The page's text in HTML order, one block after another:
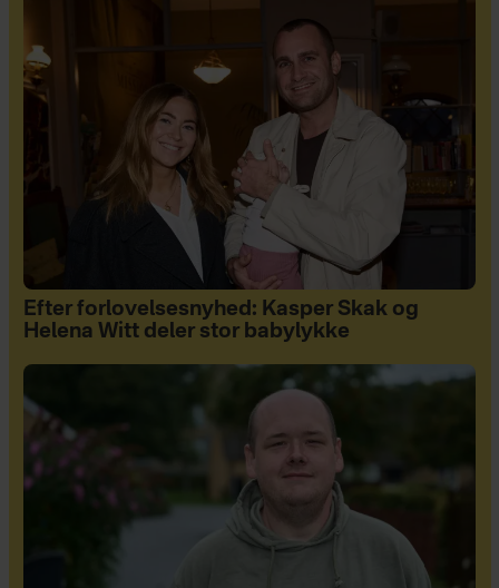
Efter forlovelsesnyhed: Kasper Skak og
Helena Witt deler stor babylykke